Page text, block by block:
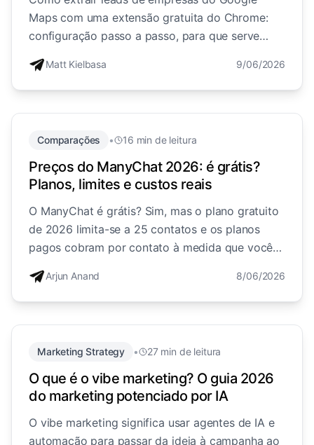
Maps com uma extensão gratuita do Chrome:
configuração passo a passo, para que serve
de nicho, a cadência de prospeção de 28 dias e
o básico legal.
Matt Kielbasa 9/06/2026
Comparações • 16 min de leitura
Preços do ManyChat 2026: é grátis?
Planos, limites e custos reais
O ManyChat é grátis? Sim, mas o plano gratuito
de 2026 limita-se a 25 contatos e os planos
pagos cobram por contato à medida que você
Arjun Anand 8/06/2026
Marketing Strategy • 27 min de leitura
O que é o vibe marketing? O guia 2026
do marketing potenciado por IA
O vibe marketing significa usar agentes de IA e
automação para passar da ideia à campanha ao